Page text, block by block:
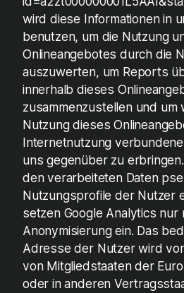
wird diese Informationen in
benutzen, um die Nutzung
Onlineangebotes durch die
auszuwerten, um Reports
innerhalb dieses
zusammenzustellen und um
Nutzung dieses
Internetnutzung
uns gegenüber zu
den verarbeiteten Daten
Nutzungsprofile der Nutzer
setzen Google Analytics nur
Anonymisierung ein. Das
Adresse der Nutzer wird
von Mitgliedstaaten der
oder in anderen